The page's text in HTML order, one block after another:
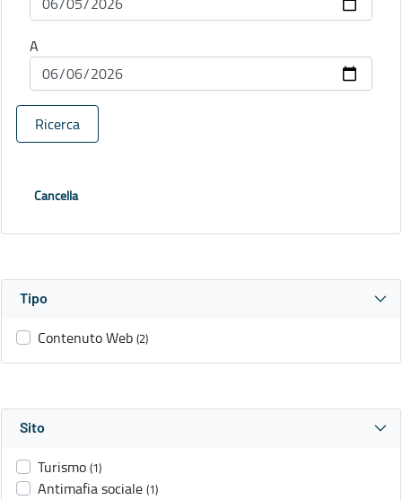
A
Ricerca
Cancella
Tipo
Contenuto Web (2)
Sito
Turismo (1)
Antimafia sociale (1)